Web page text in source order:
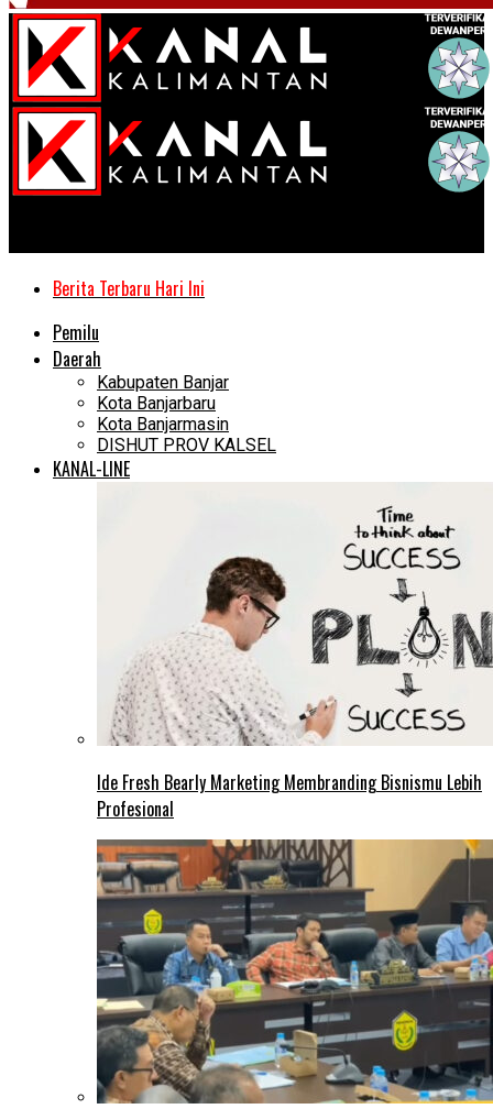
Berita Terbaru Hari Ini
Pemilu
Daerah
Kabupaten Banjar
Kota Banjarbaru
Kota Banjarmasin
DISHUT PROV KALSEL
KANAL-LINE
Ide Fresh Bearly Marketing Membranding Bisnismu Lebih
Profesional